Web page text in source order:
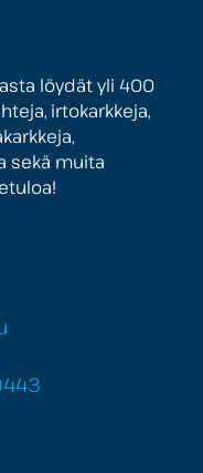
löydät yli 400
irtokarkkeja,
sekä muita